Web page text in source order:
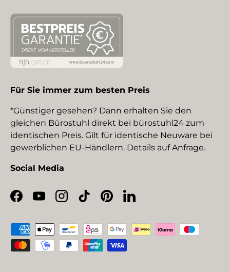
Für Sie immer zum besten Preis
*Günstiger gesehen? Dann erhalten Sie den
gleichen Bürostuhl direkt bei bürostuhl24 zum
identischen Preis. Gilt für identische Neuware bei
gewerblichen EU-Händlern. Details auf Anfrage.
Social Media
Facebook
YouTubeInstagram
TikTokPinterestLinkedIn
Zahlungsmethoden